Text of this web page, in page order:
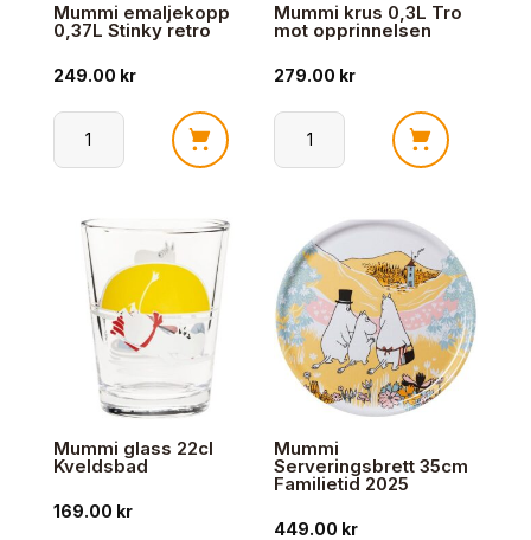
Mummi emaljekopp
0,37L Stinky retro
249.00 kr
Mummi
Stinky
retro
antall
Mummi krus 0,3L Tro
mot opprinnelsen
279.00 kr
Mummi
mot
opprinnelsen
antall
Mummi glass 22cl
Kveldsbad
169.00 kr
Mummi
Serveringsbrett 35cm
Familietid 2025
449.00 kr